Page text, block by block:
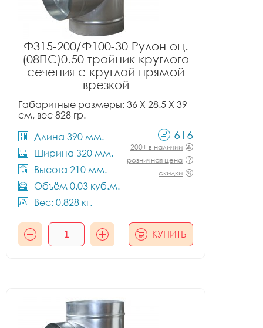
Ф315-200/Ф100-30 Рулон оц.
(08ПС)0.50 тройник круглого
сечения с круглой прямой
врезкой
Габаритные размеры: 36 X 28.5 X 39
см, вес 828 гр.
Длина 390 мм.
Ширина 320 мм.
Высота 210 мм.
Объём 0.03 куб.м.
Вес: 0.828 кг.
616
200+ в наличии
розничная цена
скидки
КУПИТЬ